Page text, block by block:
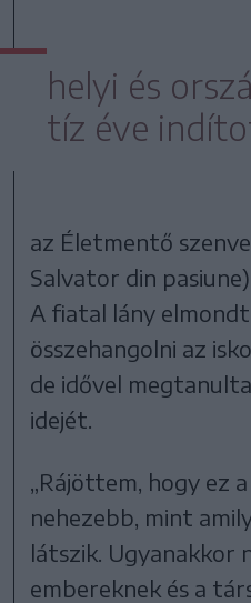
helyi és
tíz éve
az Életmentő
Salvator din
A fiatal lány
összehangolni az
de idővel
idejét.
„Rájöttem, hogy ez
nehezebb, mint
látszik. Ugyanakkor
embereknek és a